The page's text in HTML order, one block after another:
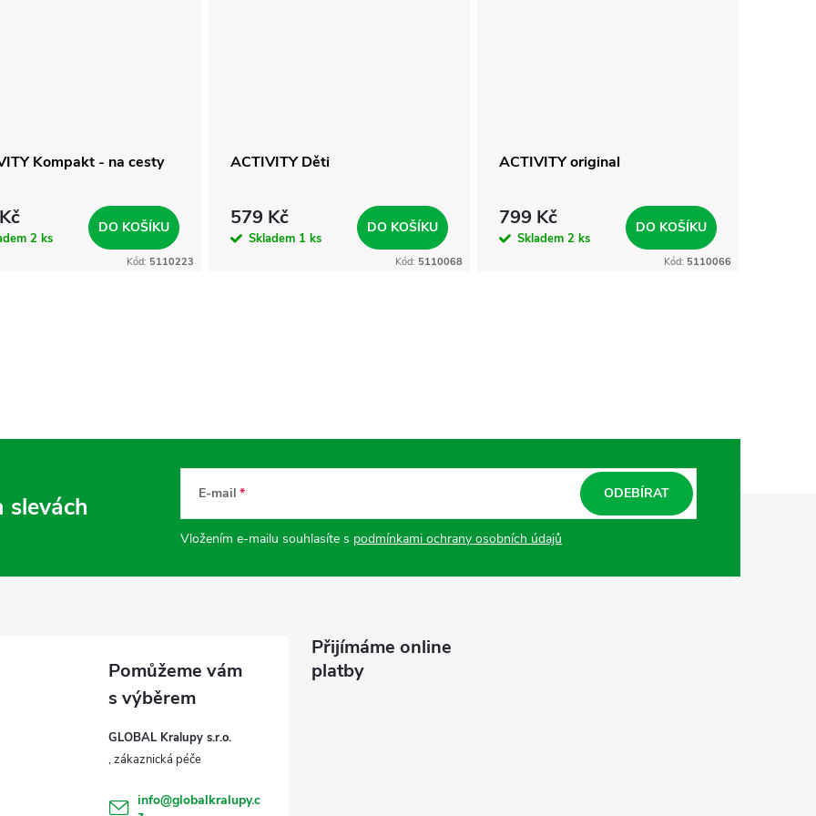
Kompakt - na cesty
2 ks
DO KOŠÍKU
Kód: 5110223
ACTIVITY Děti
579 Kč
Skladem 1 ks
DO KOŠÍKU
Kód: 5110068
ACTIVITY original
799 Kč
Skladem 2 ks
DO KOŠÍKU
Kód: 5110066
slevách E-mail
Vložením e-mailu souhlasíte s podmínkami ochrany osobních údajů
ODEBÍRAT
GLOBAL Kralupy s.r.o.
info@globalkralupy.c
Přijímáme online
platby